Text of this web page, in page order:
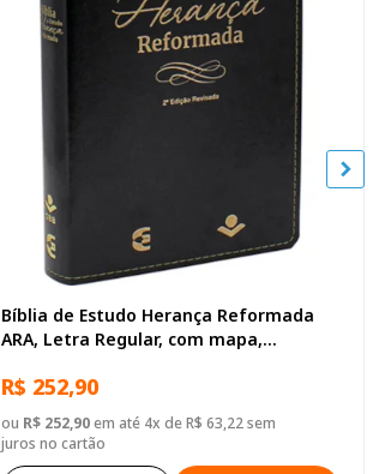
Bíblia de Estudo Herança Reformada
ARA, Letra Regular, com mapa,
Sintético Preta
R$ 252,90
ou R$ 252,90em até 4x de R$ 63,22 sem
juros no cartão